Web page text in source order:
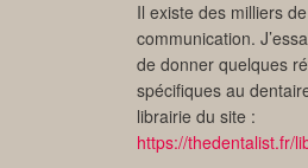
Il existe des milliers
communication.
de donner quelques
spécifiques au
librairie du site :
https://thedentalist.fr/